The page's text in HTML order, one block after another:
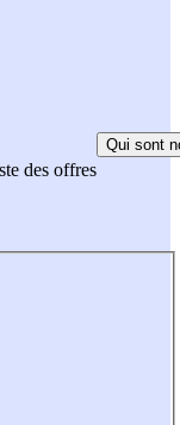
des offres
Qui sont